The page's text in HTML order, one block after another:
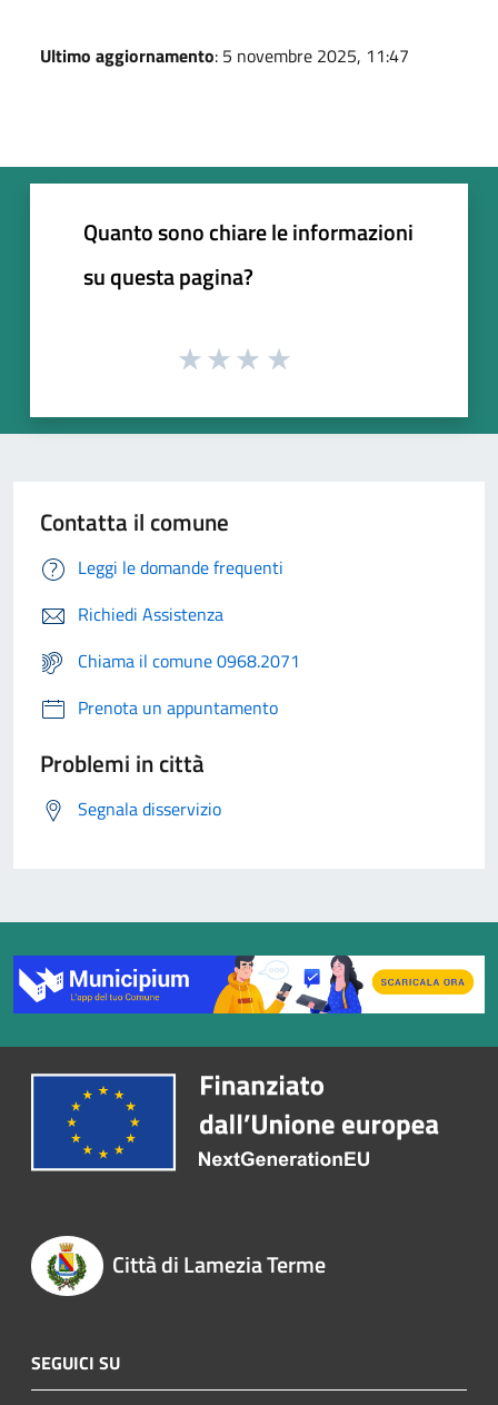
Ultimo aggiornamento: 5 novembre 2025, 11:47
Quanto sono chiare le informazioni
su questa pagina?
Contatta il comune
Leggi le domande frequenti
Richiedi Assistenza
Chiama il comune 0968.2071
Prenota un appuntamento
Problemi in città
Segnala disservizio
Città di Lamezia Terme
SEGUICI SU